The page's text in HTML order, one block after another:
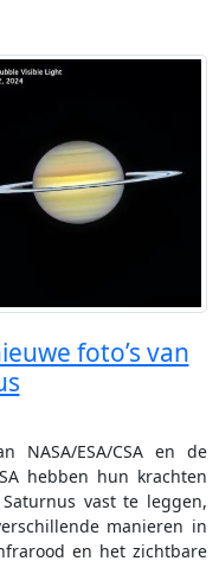
foto’s van
NASA/ESA/CSA en de
hebben hun krachten
vast te leggen,
manieren in
en het zichtbare